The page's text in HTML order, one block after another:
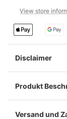
View store
Disclaimer
Produkt
Versand und